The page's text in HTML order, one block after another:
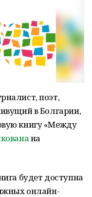
поэт,
в Болгарии,
книгу «Между
на
будет доступна
онлайн-